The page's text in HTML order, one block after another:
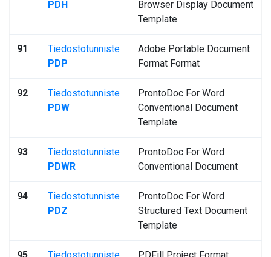
PDH
Browser Display Document
Template
91
Tiedostotunniste
PDP
Adobe Portable Document
Format Format
92
Tiedostotunniste
PDW
ProntoDoc For Word
Conventional Document
Template
93
Tiedostotunniste
PDWR
ProntoDoc For Word
Conventional Document
94
Tiedostotunniste
PDZ
ProntoDoc For Word
Structured Text Document
Template